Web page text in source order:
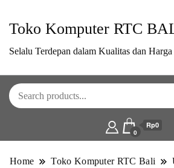
Toko Komputer RTC
Selalu Terdepan dalam Kualitas dan Harga
0
Rp0
Home Toko Komputer RTC Bali